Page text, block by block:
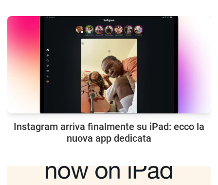
Instagram arriva finalmente su iPad: ecco la
nuova app dedicata